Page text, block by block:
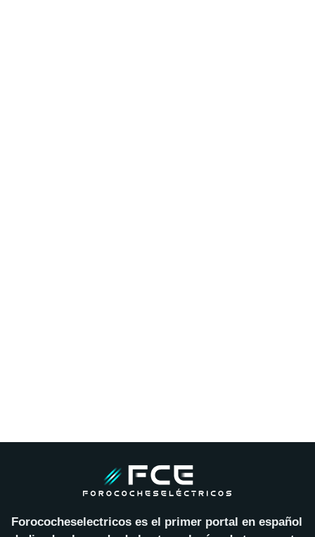
Forococheselectricos es el primer portal en español